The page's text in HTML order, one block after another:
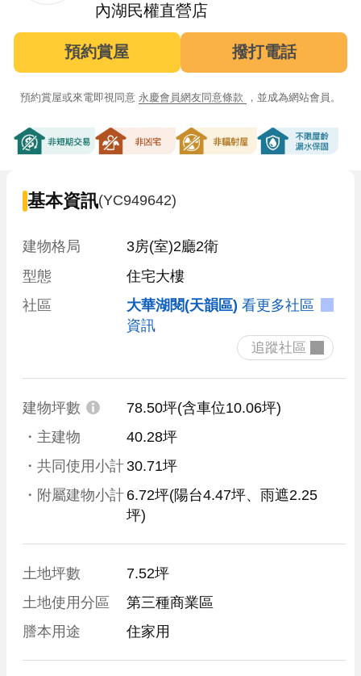
內湖民權直營店
預約賞屋 撥打電話
預約賞屋或來電即視同意 永慶會員網友同意條款 ，並成為網站會員。
基本資訊(YC949642)
建物格局
3房(室)2廳2衛
型態
住宅大樓
社區
大華湖閱(天韻區) 看更多社區
資訊
建物坪數 78.50坪(含車位10.06坪)
・主建物
40.28坪
・共同使用小計 30.71坪
・附屬建物小計 6.72坪(陽台4.47坪、雨遮2.25
坪)
土地坪數
7.52坪
土地使用分區
第三種商業區
謄本用途
住家用